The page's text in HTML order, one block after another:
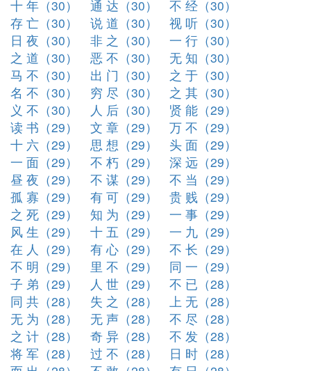
十 年（30）
通 达（30）
不 经（30）
存 亡（30）
说 道（30）
视 听（30）
日 夜（30）
非 之（30）
一 行（30）
之 道（30）
恶 不（30）
无 知（30）
马 不（30）
出 门（30）
之 于（30）
名 不（30）
穷 尽（30）
之 其（30）
义 不（30）
人 后（30）
贤 能（29）
读 书（29）
文 章（29）
万 不（29）
十 六（29）
思 想（29）
头 面（29）
一 面（29）
不 朽（29）
深 远（29）
昼 夜（29）
不 谋（29）
不 当（29）
孤 寡（29）
有 可（29）
贵 贱（29）
之 死（29）
知 为（29）
一 事（29）
风 生（29）
十 五（29）
一 九（29）
在 人（29）
有 心（29）
不 长（29）
不 明（29）
里 不（29）
同 一（29）
子 弟（29）
人 世（29）
不 已（28）
同 共（28）
失 之（28）
上 无（28）
无 为（28）
无 声（28）
不 尽（28）
之 计（28）
奇 异（28）
不 发（28）
将 军（28）
过 不（28）
日 时（28）